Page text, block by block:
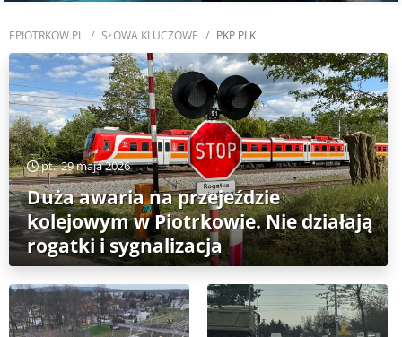
EPIOTRKOW.PL SŁOWA KLUCZOWE PKP PLK
pt., 29 maja 2026
Duża awaria na przejeździe
kolejowym w Piotrkowie. Nie działają
rogatki i sygnalizacja